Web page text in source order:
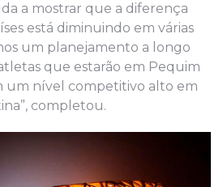
a mostrar que a diferença
está diminuindo em várias
um planejamento a longo
que estarão em Pequim
um nível competitivo alto em
completou.